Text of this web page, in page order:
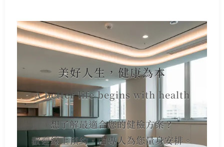
美好人生，健康為本
A better life begins with health
想了解最適合您的健檢方案？
歡迎線上預約，由專人為您量身安排。